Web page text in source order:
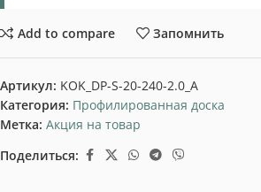
Add to compare Запомнить
Артикул: KOK_DP-S-20-240-2.0_A
Категория: Профилированная доска
Метка: Акция на товар
Поделиться: